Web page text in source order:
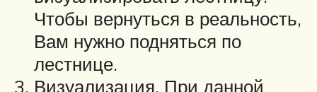
Чтобы вернуться в реальность,
Вам нужно подняться по
лестнице.
Визуализация. При данной